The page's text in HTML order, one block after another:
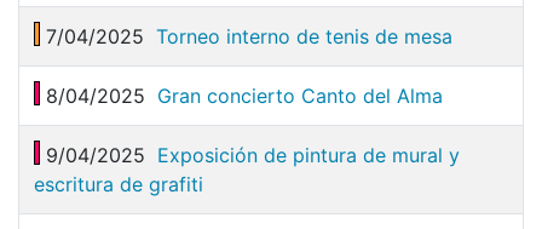
7/04/2025 Torneo interno de tenis de mesa
8/04/2025 Gran concierto Canto del Alma
9/04/2025 Exposición de pintura de mural y
escritura de grafiti